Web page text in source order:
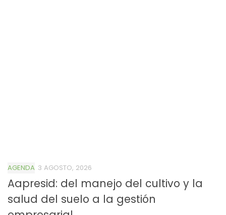
AGENDA 3 AGOSTO, 2026
Aapresid: del manejo del cultivo y la
salud del suelo a la gestión